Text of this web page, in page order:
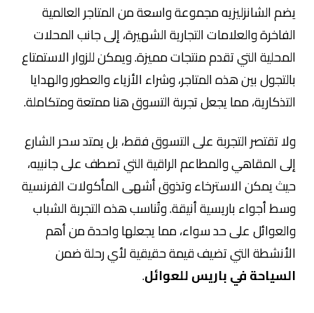
يضم الشانزليزيه مجموعة واسعة من المتاجر العالمية
الفاخرة والعلامات التجارية الشهيرة، إلى جانب المحلات
المحلية التي تقدم منتجات مميزة. ويمكن للزوار الاستمتاع
بالتجول بين هذه المتاجر، وشراء الأزياء والعطور والهدايا
التذكارية، مما يجعل تجربة التسوق هنا ممتعة ومتكاملة.
ولا تقتصر التجربة على التسوق فقط، بل يمتد سحر الشارع
إلى المقاهي والمطاعم الراقية التي تصطف على جانبيه،
حيث يمكن الاسترخاء وتذوق أشهى المأكولات الفرنسية
وسط أجواء باريسية أنيقة. وتُناسب هذه التجربة الشباب
والعوائل على حد سواء، مما يجعلها واحدة من أهم
الأنشطة التي تضيف قيمة حقيقية لأي رحلة ضمن
السياحة في باريس للعوائل.